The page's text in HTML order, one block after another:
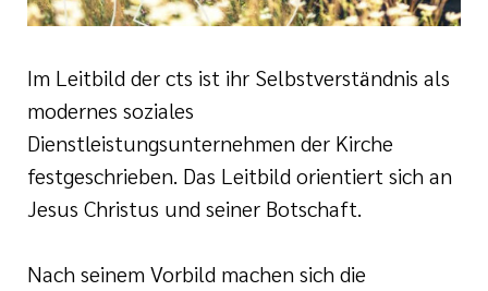
Im Leitbild der cts ist ihr Selbstverständnis als
modernes soziales
Dienstleistungsunternehmen der Kirche
festgeschrieben. Das Leitbild orientiert sich an
Jesus Christus und seiner Botschaft.
Nach seinem Vorbild machen sich die